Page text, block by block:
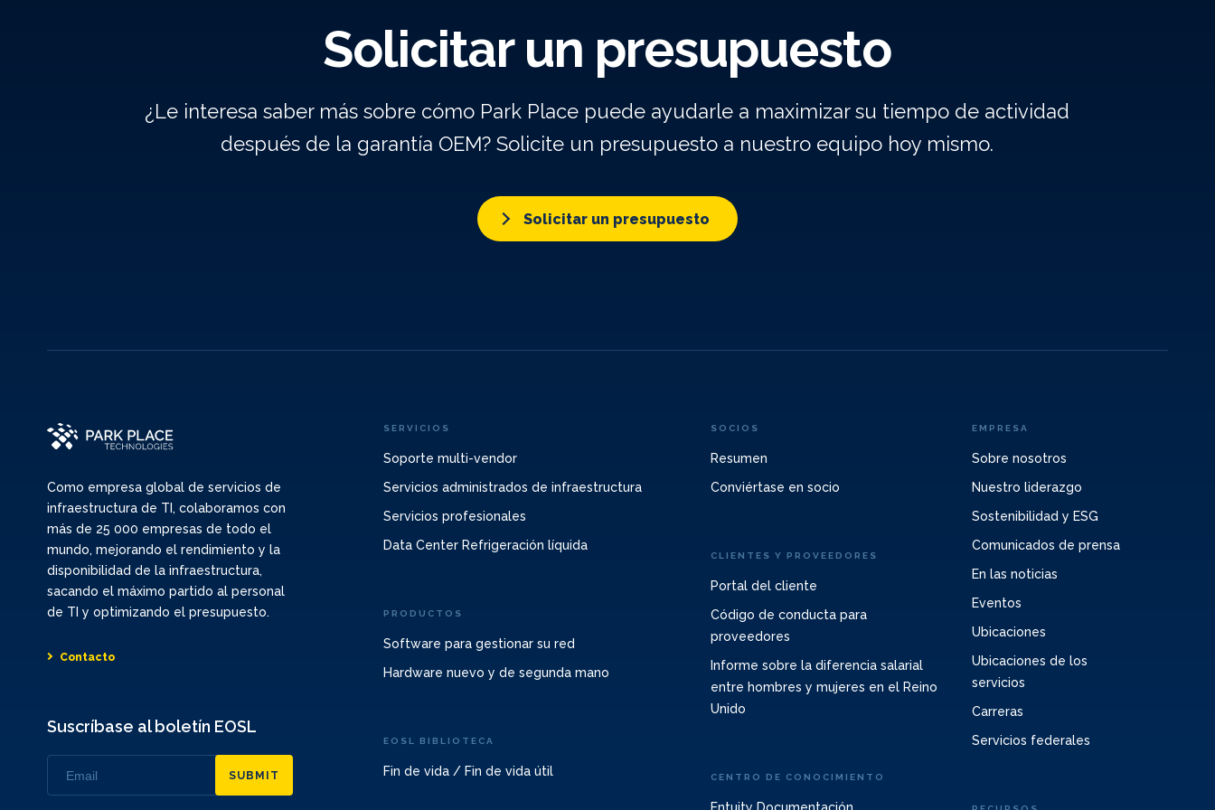
Solicitar un presupuesto
¿Le interesa saber más sobre cómo Park Place puede ayudarle a maximizar su tiempo de actividad
después de la garantía OEM? Solicite un presupuesto a nuestro equipo hoy mismo.
Solicitar un presupuesto
Como empresa global de servicios de
infraestructura de TI, colaboramos con
más de 25 000 empresas de todo el
mundo, mejorando el rendimiento y la
disponibilidad de la infraestructura,
sacando el máximo partido al personal
de TI y optimizando el presupuesto.
Contacto
Suscríbase al boletín EOSL
SUBMIT
SERVICIOS
Soporte multi-vendor
Servicios administrados de infraestructura
Servicios profesionales
Data Center Refrigeración líquida
PRODUCTOS
Software para gestionar su red
Hardware nuevo y de segunda mano
EOSL BIBLIOTECA
Fin de vida / Fin de vida útil
SOCIOS
Resumen
Conviértase en socio
CLIENTES Y PROVEEDORES
Portal del cliente
Código de conducta para
proveedores
Informe sobre la diferencia salarial
entre hombres y mujeres en el Reino
Unido
CENTRO DE CONOCIMIENTO
EMPRESA
Sobre nosotros
Nuestro liderazgo
Sostenibilidad y ESG
Comunicados de prensa
En las noticias
Eventos
Ubicaciones
Ubicaciones de los
servicios
Carreras
Servicios federales